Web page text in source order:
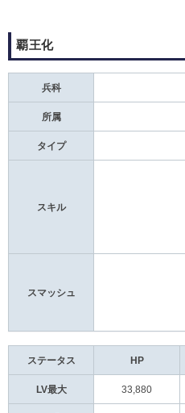
覇王化
兵科
所属
タイプ
スキル
スマッシュ
ステータス HP
LV最大 33,880